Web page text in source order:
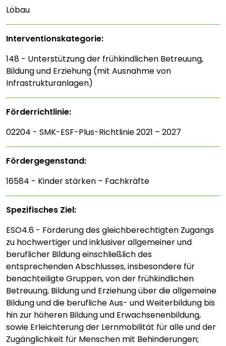
Löbau
Interventions­kategorie:
148 - Unterstützung der frühkindlichen Betreuung,
Bildung und Erziehung (mit Ausnahme von
Infrastrukturanlagen)
Förderrichtlinie:
02204 - SMK-ESF-Plus-Richtlinie 2021 – 2027
Fördergegenstand:
16584 - Kinder stärken – Fachkräfte
Spezifisches Ziel:
ESO4.6 - Förderung des gleichberechtigten Zugangs
zu hochwertiger und inklusiver allgemeiner und
beruflicher Bildung einschließlich des
entsprechenden Abschlusses, insbesondere für
benachteiligte Gruppen, von der frühkindlichen
Betreuung, Bildung und Erziehung über die allgemeine
Bildung und die berufliche Aus- und Weiterbildung bis
hin zur höheren Bildung und Erwachsenenbildung,
sowie Erleichterung der Lernmobilität für alle und der
Zugänglichkeit für Menschen mit Behinderungen;